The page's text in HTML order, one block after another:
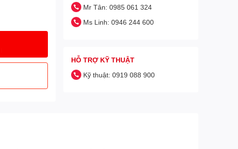
Mr Tân: 0985 061 324
Ms Linh: 0946 244 600
HỖ TRỢ KỸ THUẬT
Kỹ thuật: 0919 088 900